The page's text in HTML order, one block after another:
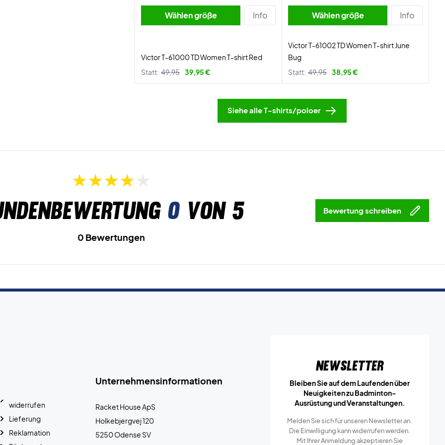
Wählen größe Info
Victor T-61000 TD Women T-shirt Red
Statt: 49,95 39,95 €
Wählen größe Info
Victor T-61002 TD Women T-shirt June
Bug
Statt: 49,95 38,95 €
Siehe alle T-shirts/poloer
0von 5 Bewertung schreiben
0 Bewertungen
Unternehmensinformationen
Racket House ApS
Holkebjergvej 120
5250 Odense SV
widerrufen
Lieferung
Reklamation
Newsletter
Bleiben Sie auf dem Laufenden über
Neuigkeiten zu Badminton-
Ausrüstung und Veranstaltungen.
Melden Sie sich für unseren Newsletter an.
Die Einwilligung kann widerrufen werden.
Mit Ihrer Anmeldung akzeptieren Sie